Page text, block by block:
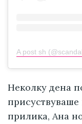
A post sh
Неколку дена
присуствуваше
прилика, Ана